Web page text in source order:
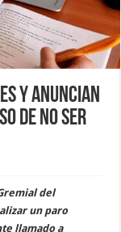
y anuncian
de no ser
del
un paro
llamado a